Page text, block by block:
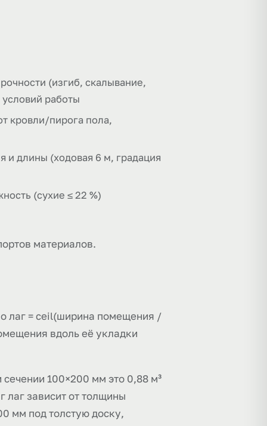
(изгиб, скалывание,
работы
кровли/пирога пола,
длины (ходовая 6 м, градация
(сухие ≤ 22 %)
материалов.
лаг = ceil(ширина помещения /
вдоль её укладки
100×200 мм это 0,88 м³
лаг зависит от толщины
мм под толстую доску,